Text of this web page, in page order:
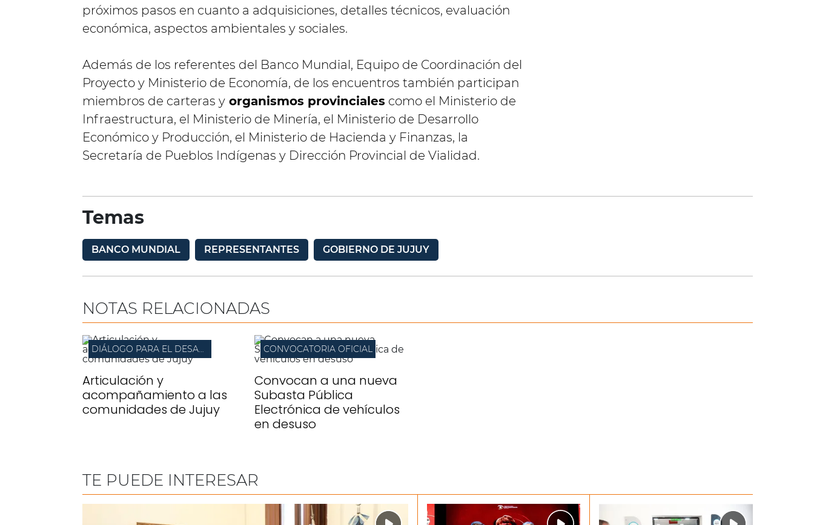
próximos pasos en cuanto a adquisiciones, detalles técnicos, evaluación
económica, aspectos ambientales y sociales.
Además de los referentes del Banco Mundial, Equipo de Coordinación del
Proyecto y Ministerio de Economía, de los encuentros también participan
miembros de carteras y organismos provinciales como el Ministerio de
Infraestructura, el Ministerio de Minería, el Ministerio de Desarrollo
Económico y Producción, el Ministerio de Hacienda y Finanzas, la
Secretaría de Pueblos Indígenas y Dirección Provincial de Vialidad.
Temas
BANCO MUNDIAL REPRESENTANTES GOBIERNO DE JUJUY
NOTAS RELACIONADAS
DIÁLOGO PARA EL DESARROLLO LOCAL
Articulación y
acompañamiento a las
comunidades de Jujuy
CONVOCATORIA OFICIAL
Convocan a una nueva
Subasta Pública
Electrónica de vehículos
en desuso
TE PUEDE INTERESAR